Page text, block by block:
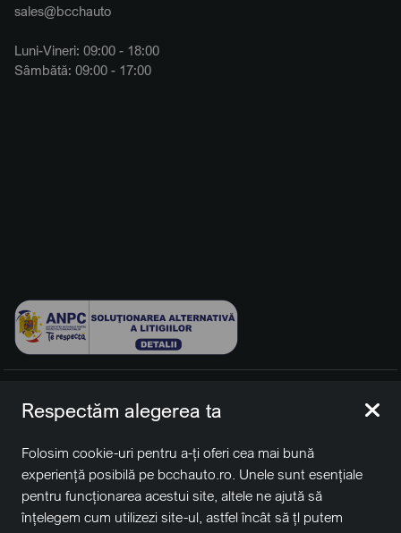
sales@bcchauto
Luni-Vineri: 09:00 - 18:00
Sâmbătă: 09:00 - 17:00
rezervate.
BCCH Auto Switzerland este o marcă a societății
BCCH
Group Switzerland AG
Sediu social: David Business Center, Str. Erou Iancu Nicolae
Respectăm alegerea ta
Folosim cookie-uri pentru a-ți oferi cea mai bună
experiență posibilă pe bcchauto.ro. Unele sunt esențiale
pentru funcționarea acestui site, altele ne ajută să
înțelegem cum utilizezi site-ul, astfel încât să țl putem